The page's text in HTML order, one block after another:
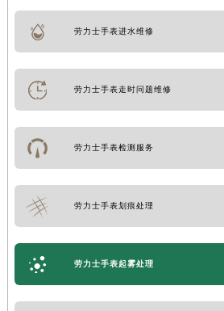
劳力士手表进水维修
劳力士手表走时问题维修
劳力士手表检测服务
劳力士手表划痕处理
劳力士手表起雾处理